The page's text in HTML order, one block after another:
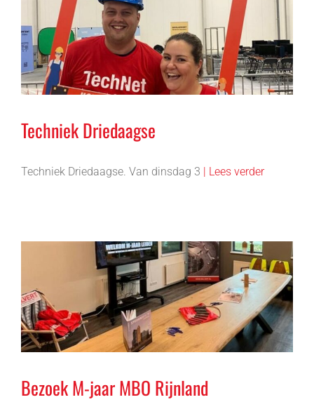
Techniek Driedaagse
Techniek Driedaagse. Van dinsdag 3 | Lees verder
Bezoek M-jaar MBO Rijnland